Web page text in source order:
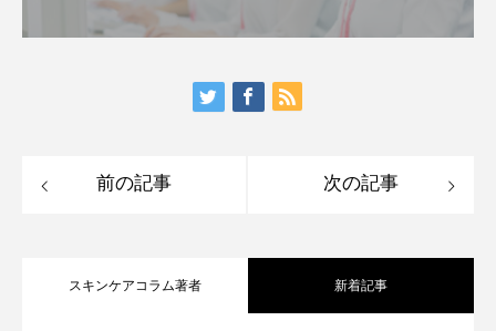
前の記事 次の記事
スキンケアコラム著者 新着記事